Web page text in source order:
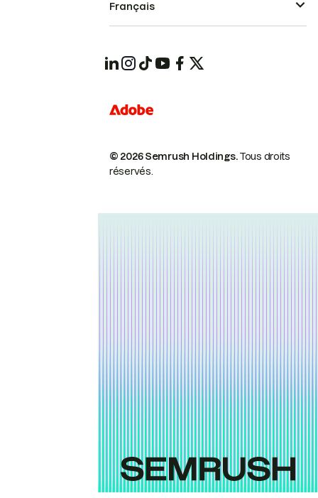
© 2026 Semrush Holdings.Tous droits
réservés.
Français